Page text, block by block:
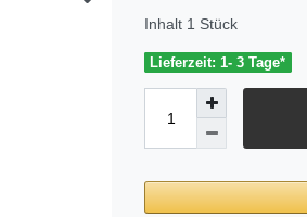
Inhalt 1 Stück
Lieferzeit: 1- 3 Tage*